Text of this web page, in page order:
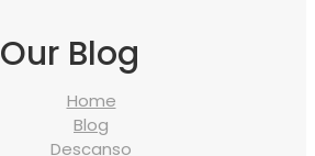
Our Blog
Home
Blog
Descanso